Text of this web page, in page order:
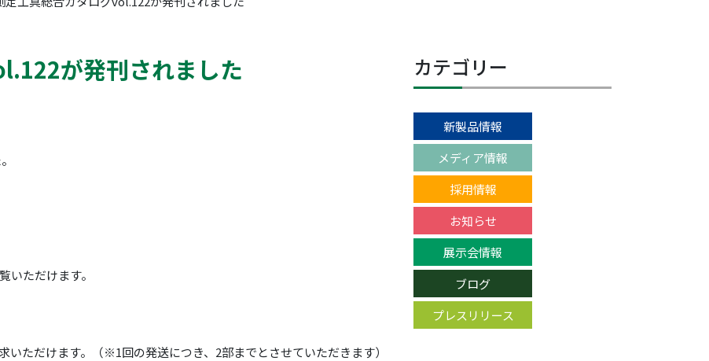
が発刊されました
いただけます。
いただけます。（※1回の発送につき、2部までとさせていただきます）
カテゴリー
新製品情報
メディア情報
採用情報
お知らせ
展示会情報
ブログ
プレスリリース